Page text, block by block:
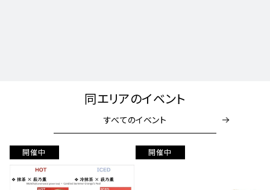
同エリアのイベント
すべてのイベント
開催中 開催中